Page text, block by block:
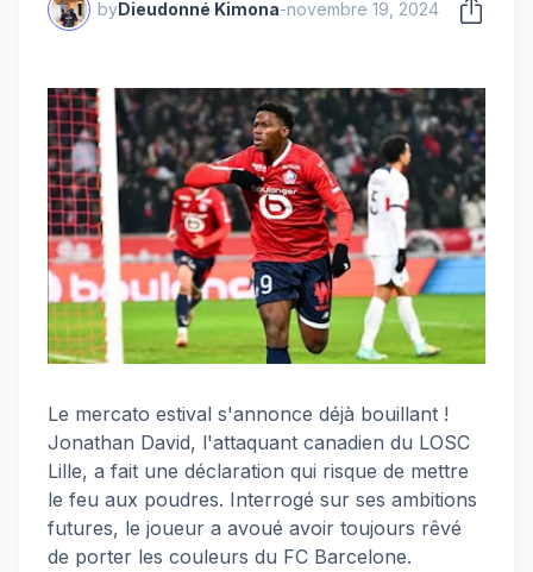
byDieudonné Kimona-novembre 19, 2024
Le mercato estival s'annonce déjà bouillant !
Jonathan David, l'attaquant canadien du LOSC
Lille, a fait une déclaration qui risque de mettre
le feu aux poudres. Interrogé sur ses ambitions
futures, le joueur a avoué avoir toujours rêvé
de porter les couleurs du FC Barcelone.